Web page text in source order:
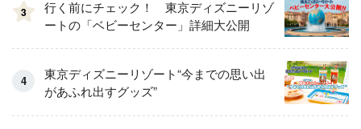
3
行く前にチェック！ 東京ディズニーリゾ
ートの「ベビーセンター」詳細大公開
東京ディズニーリゾート“今までの思い出
があふれ出すグッズ”